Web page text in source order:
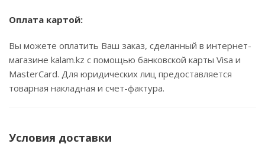
Оплата картой:
Вы можете оплатить Ваш заказ, сделанный в интернет-
магазине kalam.kz с помощью банковской карты Visa и
MasterCard. Для юридических лиц предоставляется
товарная накладная и счет-фактура.
Условия доставки